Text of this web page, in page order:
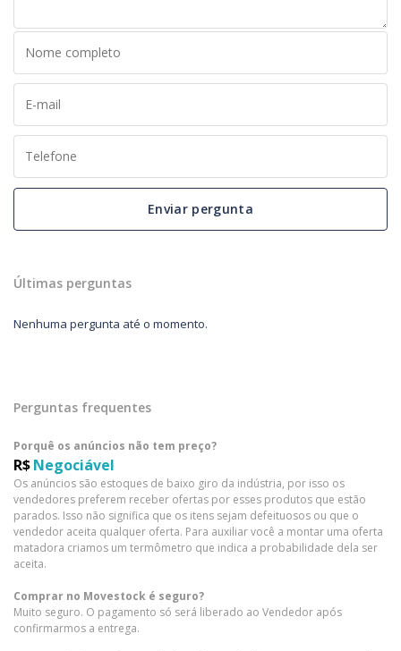
Enviar pergunta
Últimas perguntas
Nenhuma pergunta até o momento.
Perguntas frequentes
Porquê os anúncios não tem preço?
R$Negociável
Os anúncios são estoques de baixo giro da indústria, por isso os
vendedores preferem receber ofertas por esses produtos que estão
parados. Isso não significa que os itens sejam defeituosos ou que o
vendedor aceita qualquer oferta. Para auxiliar você a montar uma oferta
matadora criamos um termômetro que indica a probabilidade dela ser
aceita.
Comprar no Movestock é seguro?
Muito seguro. O pagamento só será liberado ao Vendedor após
confirmarmos a entrega.